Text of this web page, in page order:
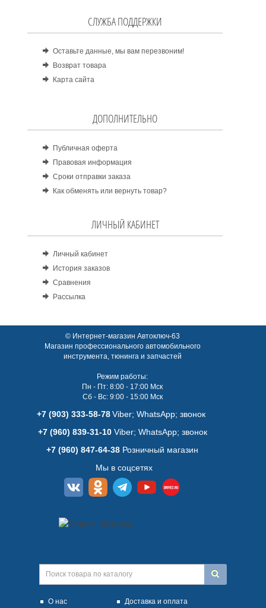
СЛУЖБА ПОДДЕРЖКИ
Оставьте данные, мы вам перезвоним!
Возврат товара
Карта сайта
ДОПОЛНИТЕЛЬНО
Публичная оферта
Правовая информация
Сроки отправки заказа
Как обменять или вернуть товар?
ЛИЧНЫЙ КАБИНЕТ
Личный кабинет
История заказов
Сравнения
Рассылка
© Интернет-магазин Автоключ-63
Магазин профессионального автомобильного
инструмента, тюнинга и запчастей
Режим работы:
Пн - Пт: 8:00 - 17:00 Мск
Сб - Вс: 9:00 - 15:00 Мск
+7 (903) 333-58-78 Viber; WhatsАpp; звонок
+7 (960) 839-31-10Viber; WhatsАpp; звонок
+7 (960) 847-64-38 Розничный магазин
Мы в соцсетях
О нас Доставка и оплата